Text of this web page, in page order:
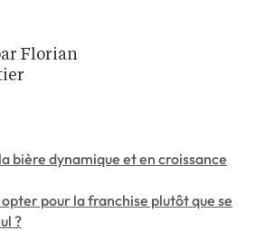
Florian
bière dynamique et en croissance
pour la franchise plutôt que se
?